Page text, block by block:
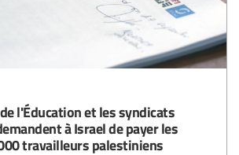
l'Éducation et les syndicats
à Israel de payer les
travailleurs palestiniens